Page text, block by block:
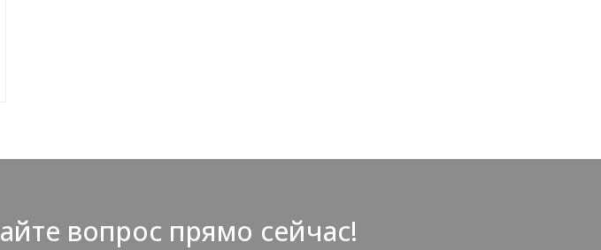
вопрос прямо сейчас!